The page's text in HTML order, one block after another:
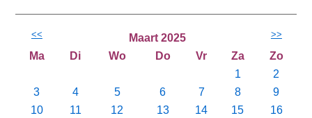
<< Maart 2025 >>
Ma Di Wo Do Vr Za
Zo
1
2
3
4 5 6 7 8
9
10
11 12 13 14 15
16